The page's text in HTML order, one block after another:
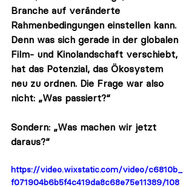
Branche auf veränderte
Rahmenbedingungen einstellen kann.
Denn was sich gerade in der globalen
Film‑ und Kinolandschaft verschiebt,
hat das Potenzial, das Ökosystem
neu zu ordnen. Die Frage war also
nicht: „Was passiert?“
Sondern: „Was machen wir jetzt
daraus?“
https://video.wixstatic.com/video/c6810b_
f071904b6b5f4c419da8c68e75e11389/108